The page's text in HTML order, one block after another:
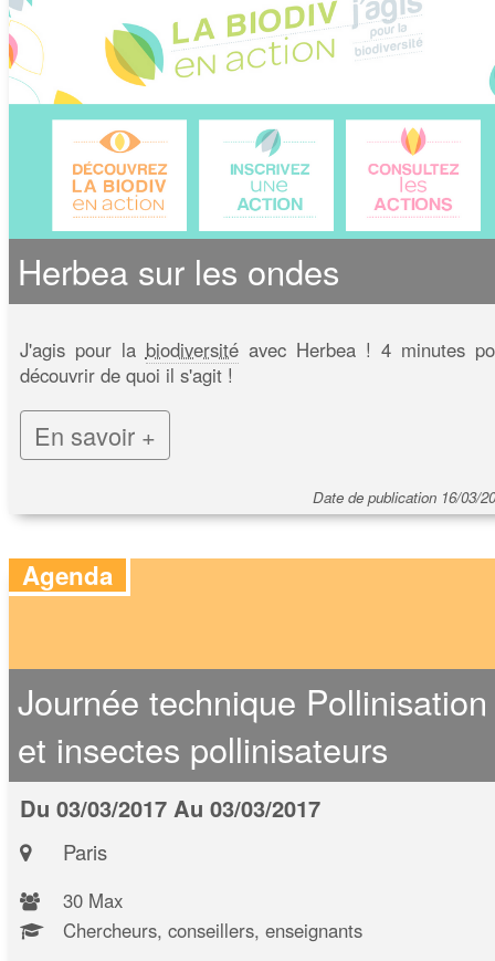
Herbea sur les ondes
J'agis pour la biodiversitéavec Herbea ! 4 minutes
découvrir de quoi il s'agit !
En savoir +
Date de publication 16/03/
Agenda
Journée technique Pollinisation
et insectes pollinisateurs
Du 03/03/2017 Au 03/03/2017
Paris
30 Max
Chercheurs, conseillers, enseignants